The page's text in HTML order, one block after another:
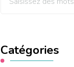
Catégories